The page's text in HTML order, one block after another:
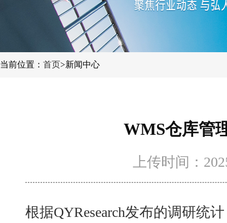
当前位置： 首页>新闻中心
WMS仓库管
上传时间：
根据QYResearch发布的调研统